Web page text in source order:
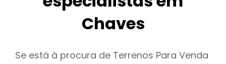
Chaves
Se está à procura de Terrenos Para Venda